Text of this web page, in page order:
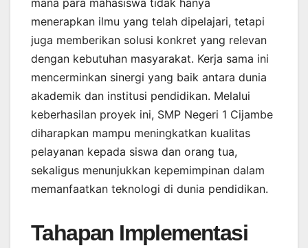
mana para mahasiswa tidak hanya
menerapkan ilmu yang telah dipelajari, tetapi
juga memberikan solusi konkret yang relevan
dengan kebutuhan masyarakat. Kerja sama ini
mencerminkan sinergi yang baik antara dunia
akademik dan institusi pendidikan. Melalui
keberhasilan proyek ini, SMP Negeri 1 Cijambe
diharapkan mampu meningkatkan kualitas
pelayanan kepada siswa dan orang tua,
sekaligus menunjukkan kepemimpinan dalam
memanfaatkan teknologi di dunia pendidikan.
Tahapan Implementasi